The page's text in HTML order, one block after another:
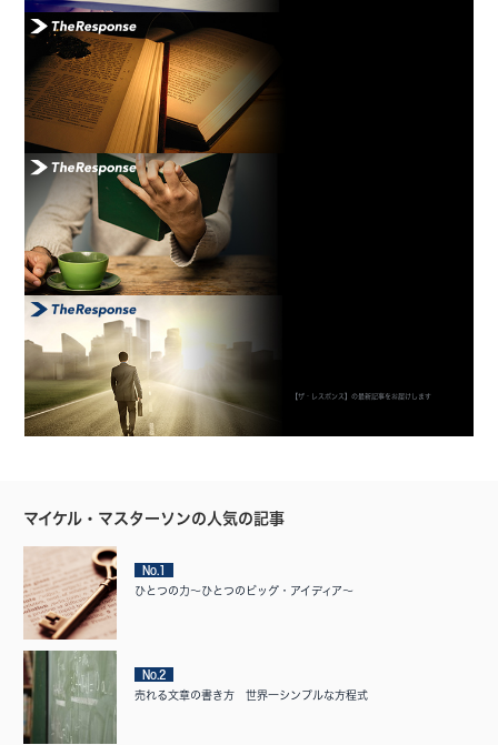
【ザ・レスポンス】の最新記事をお届けします
マイケル・マスターソンの人気の記事
No.1
ひとつの力〜ひとつのビッグ・アイディア〜
No.2
売れる文章の書き方 世界一シンプルな方程式